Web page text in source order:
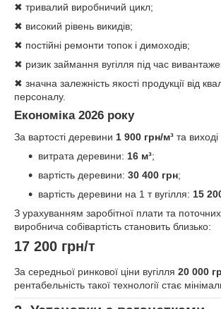
✖ тривалий виробничий цикл;
✖ високий рівень викидів;
✖ постійні ремонти топок і димоходів;
✖ ризик займання вугілля під час
✖ значна залежність якості продукції від
персоналу.
Економіка 2026 року
За вартості деревини 1 900 грн/м³ та виході
витрата деревини: 16 м³;
вартість деревини: 30 400 грн;
вартість деревини на 1 т вугілля: 15
З урахуванням заробітної плати та
виробнича собівартість становить близько:
17 200 грн/т
За середньої ринкової ціни вугілля 20 000
рентабельність такої технології стає